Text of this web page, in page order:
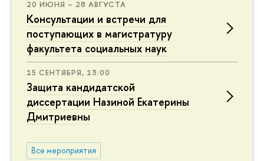
20 ИЮНЯ – 28 АВГУСТА
Консультации и встречи для
поступающих в магистратуру
факультета социальных наук
15 СЕНТЯБРЯ, 13:00
Защита кандидатской
диссертации Назиной Екатерины
Дмитриевны
Все мероприятия